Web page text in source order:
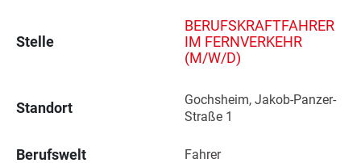
Stelle
BERUFSKRAFTFAHRER
IM FERNVERKEHR
(M/W/D)
Standort
Gochsheim, Jakob-Panzer-
Straße 1
Berufswelt Fahrer